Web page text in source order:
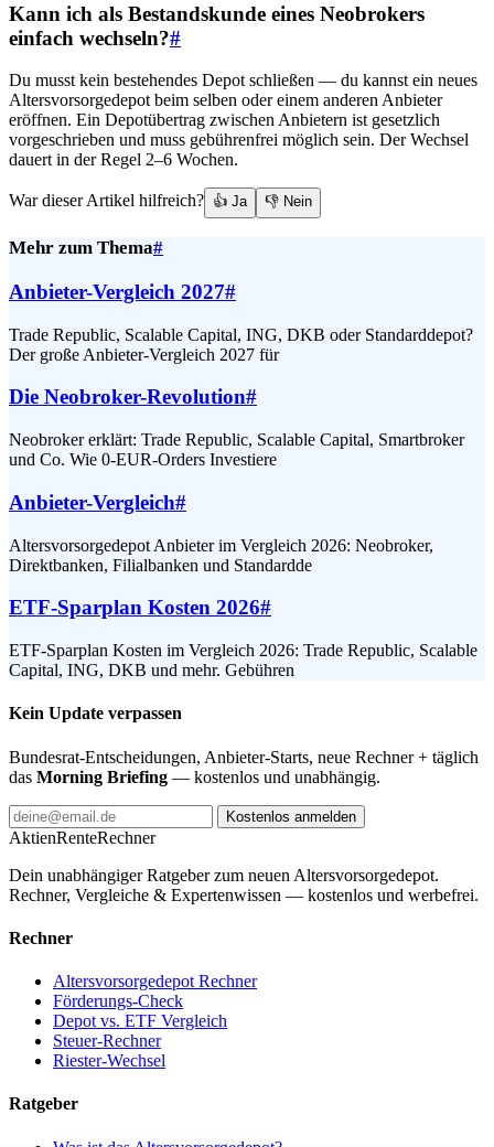
Kann ich als Bestandskunde eines Neobrokers
einfach wechseln?#
Du musst kein bestehendes Depot schließen — du kannst ein neues
Altersvorsorgedepot beim selben oder einem anderen Anbieter
eröffnen. Ein Depotübertrag zwischen Anbietern ist gesetzlich
vorgeschrieben und muss gebührenfrei möglich sein. Der Wechsel
dauert in der Regel 2–6 Wochen.
War dieser Artikel hilfreich? 👍 Ja 👎 Nein
Mehr zum Thema#
Anbieter-Vergleich 2027#
Trade Republic, Scalable Capital, ING, DKB oder Standarddepot?
Der große Anbieter-Vergleich 2027 für
Die Neobroker-Revolution#
Neobroker erklärt: Trade Republic, Scalable Capital, Smartbroker
und Co. Wie 0-EUR-Orders Investiere
Anbieter-Vergleich#
Altersvorsorgedepot Anbieter im Vergleich 2026: Neobroker,
Direktbanken, Filialbanken und Standardde
ETF-Sparplan Kosten 2026#
ETF-Sparplan Kosten im Vergleich 2026: Trade Republic, Scalable
Capital, ING, DKB und mehr. Gebühren
Kein Update verpassen
Bundesrat-Entscheidungen, Anbieter-Starts, neue Rechner + täglich
das Morning Briefing — kostenlos und unabhängig.
Kostenlos anmelden
AktienRenteRechner
Dein unabhängiger Ratgeber zum neuen Altersvorsorgedepot.
Rechner, Vergleiche & Expertenwissen — kostenlos und werbefrei.
Rechner
Altersvorsorgedepot Rechner
Förderungs-Check
Depot vs. ETF Vergleich
Steuer-Rechner
Riester-Wechsel
Ratgeber